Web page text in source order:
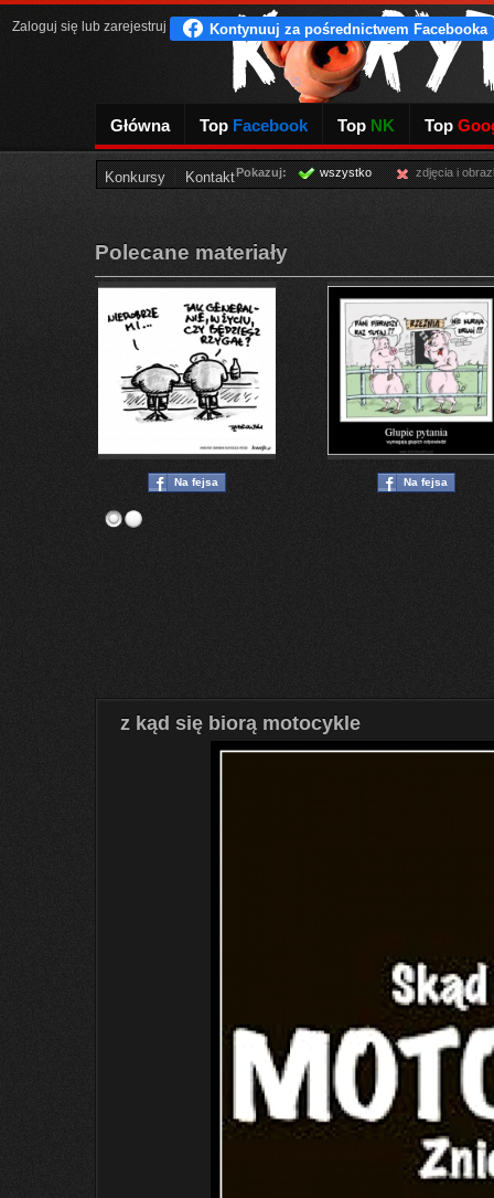
Główna Top Facebook Top NK Top
Konkursy Kontakt
Zaloguj się lub zarejestruj
Pokazuj: wszystko zdjęcia i
Polecane materiały
Na fejsa Na fejsa
z kąd się biorą motocykle